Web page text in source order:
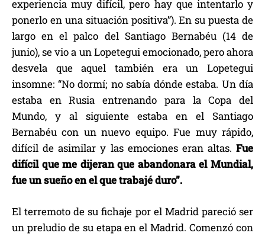
experiencia muy difícil, pero hay que intentarlo y
ponerlo en una situación positiva”). En su puesta de
largo en el palco del Santiago Bernabéu (14 de
junio), se vio a un Lopetegui emocionado, pero ahora
desvela que aquel también era un Lopetegui
insomne: “No dormí; no sabía dónde estaba. Un día
estaba en Rusia entrenando para la Copa del
Mundo, y al siguiente estaba en el Santiago
Bernabéu con un nuevo equipo. Fue muy rápido,
difícil de asimilar y las emociones eran altas. Fue
difícil que me dijeran que abandonara el Mundial,
fue un sueño en el que trabajé duro”.
El terremoto de su fichaje por el Madrid pareció ser
un preludio de su etapa en el Madrid. Comenzó con